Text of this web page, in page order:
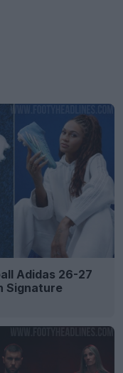
Adidas 26-27
Signature